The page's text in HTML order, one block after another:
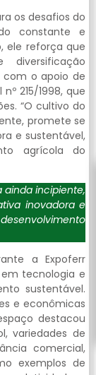
os desafios do
constante e
ele reforça que
com o apoio de
215/1998, que
“O cultivo do
promete se
e sustentável,
agrícola do
ainda incipiente,
inovadora e
a Expoferr
tecnologia e
sustentável.
e econômicas
destacou
variedades de
comercial,
exemplos de